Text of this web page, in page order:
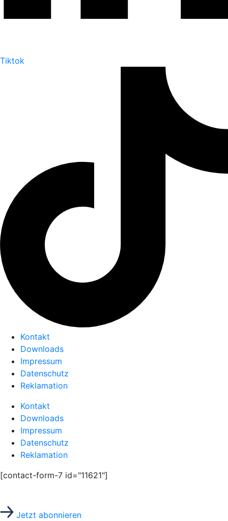
Tiktok
Kontakt
Downloads
Impressum
Datenschutz
Reklamation
Kontakt
Downloads
Impressum
Datenschutz
Reklamation
[contact-form-7 id="11621"]
Jetzt abonnieren